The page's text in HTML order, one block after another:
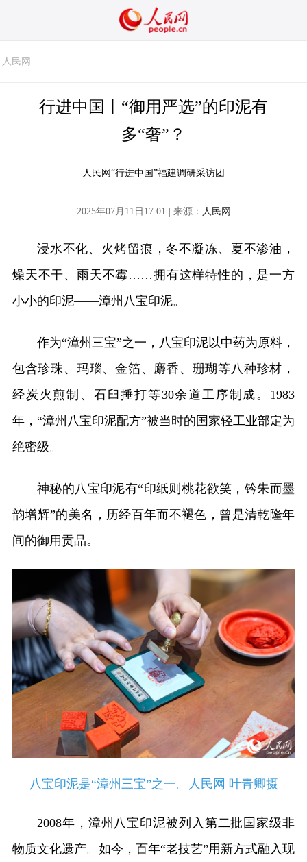
人民网
行进中国丨“御用严选”的印泥有
多“奢”？
人民网“行进中国”福建调研采访团
2025年07月11日17:01 | 来源： 人民网
浸水不化、火烤留痕，冬不凝冻、夏不渗油，
燥天不干、雨天不霉……拥有这样特性的，是一方
小小的印泥——漳州八宝印泥。
作为“漳州三宝”之一，八宝印泥以中药为原料，
包含珍珠、玛瑙、金箔、麝香、珊瑚等八种珍材，
经炭火煎制、石臼捶打等30余道工序制成。1983
年，“漳州八宝印泥配方”被当时的国家轻工业部定为
绝密级。
神秘的八宝印泥有“印纸则桃花欲笑，钤朱而墨
韵增辉”的美名，历经百年而不褪色，曾是清乾隆年
间的御用贡品。
八宝印泥是“漳州三宝”之一。人民网 叶青卿摄
2008年，漳州八宝印泥被列入第二批国家级非
物质文化遗产。如今，百年“老技艺”用新方式融入现